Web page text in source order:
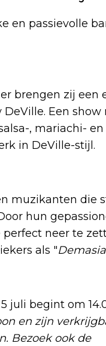
en passievolle
brengen zij een
Een
, mariachi-
in DeVille-stijl.
muzikanten die
hun
perfect neer te
als "
juli begint om
en zijn
Bezoekook de